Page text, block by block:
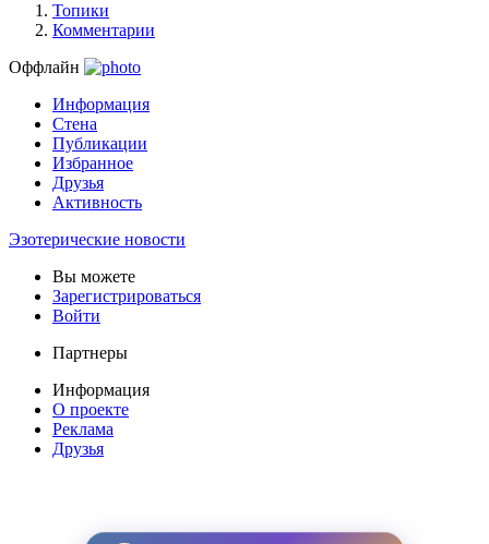
Топики
Комментарии
Оффлайн
Информация
Стена
Публикации
Избранное
Друзья
Активность
Эзотерические новости
Вы можете
Зарегистрироваться
Войти
Партнеры
Информация
О проекте
Реклама
Друзья